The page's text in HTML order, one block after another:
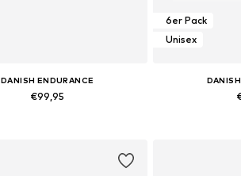
DANISH ENDURANCE
€99,95
6er Pack
Unisex